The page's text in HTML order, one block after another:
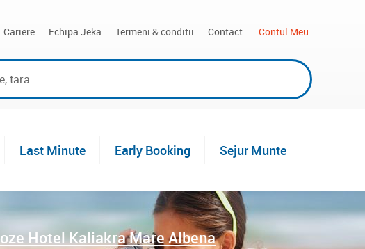
Cariere Echipa Jeka Termeni & conditii Contact Contul Meu
Last Minute Early Booking Sejur Munte
Hotel Kaliakra Mare Albena